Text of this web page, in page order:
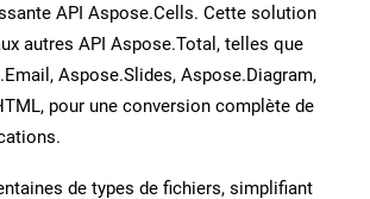
API Aspose.Cells. Cette solution
autres API Aspose.Total, telles que
Aspose.Slides, Aspose.Diagram,
pour une conversion complète de
de types de fichiers, simplifiant